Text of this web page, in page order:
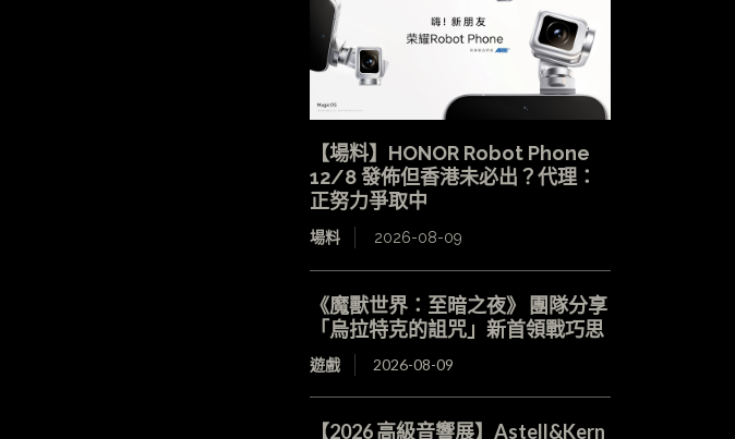
【場料】HONOR Robot Phone
12/8 發佈但香港未必出？代理：
正努力爭取中
場料 2026-08-09
《魔獸世界：至暗之夜》 團隊分享
「烏拉特克的詛咒」新首領戰巧思
遊戲 2026-08-09
【2026 高級音響展】Astell&Kern